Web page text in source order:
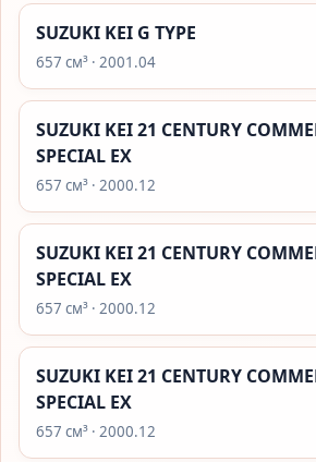
SUZUKI KEI G TYPE
657 см³ · 2001.04
SUZUKI KEI 21 CENTURY
SPECIAL EX
657 см³ · 2000.12
SUZUKI KEI 21 CENTURY
SPECIAL EX
657 см³ · 2000.12
SUZUKI KEI 21 CENTURY
SPECIAL EX
657 см³ · 2000.12